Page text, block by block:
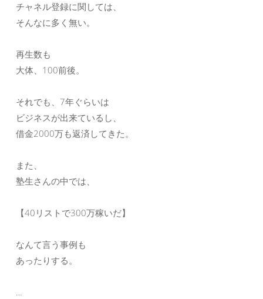
チャネル登録に関しては、
そんなに多く無い。
再生数も
大体、100前後。
それでも、7年ぐらいは
ビジネスが出来ているし、
借金2000万も返済してきた。
また、
塾生さんの中では、
【40リストで300万稼いだ】
なんて言う事例も
あったりする。
…